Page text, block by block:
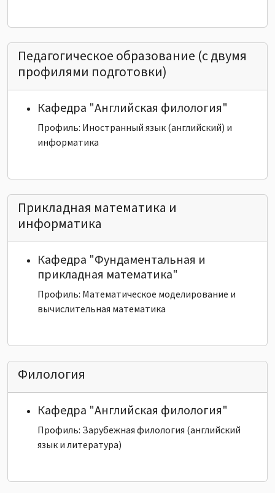
Педагогическое образование (с двумя
профилями подготовки)
Кафедра "Английская филология"
Профиль: Иностранный язык (английский) и
информатика
Прикладная математика и
информатика
Кафедра "Фундаментальная и
прикладная математика"
Профиль: Математическое моделирование и
вычислительная математика
Филология
Кафедра "Английская филология"
Профиль: Зарубежная филология (английский
язык и литература)